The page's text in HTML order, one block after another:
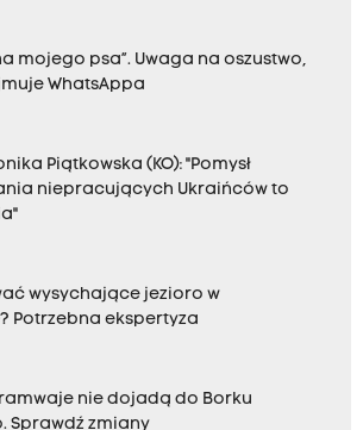
mojego psa”. Uwaga na oszustwo,
WhatsAppa
Piątkowska (KO): "Pomysł
niepracujących Ukraińców to
wysychające jezioro w
Potrzebna ekspertyza
nie dojadą do Borku
Sprawdź zmiany